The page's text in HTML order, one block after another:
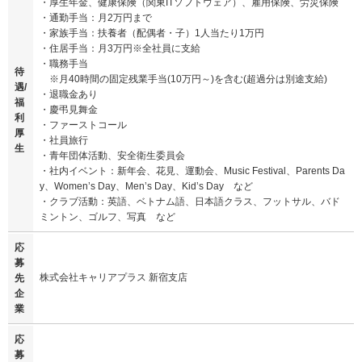
待
遇/
福
利
厚
生
・厚生年金、健康保険（関東ITソフトウェア）、雇用保険、労災保険
・通勤手当：月2万円まで
・家族手当：扶養者（配偶者・子）1人当たり1万円
・住居手当：月3万円※全社員に支給
・職務手当
※月40時間の固定残業手当(10万円～)を含む(超過分は別途支給)
・退職金あり
・慶弔見舞金
・ファーストコール
・社員旅行
・青年団体活動、安全衛生委員会
・社内イベント：新年会、花見、運動会、Music Festival、Parents Da
y、Women’s Day、Men’s Day、Kid’s Day など
・クラブ活動：英語、ベトナム語、日本語クラス、フットサル、バド
ミントン、ゴルフ、写真 など
応
募
先
企
業
株式会社キャリアプラス 新宿支店
応
募